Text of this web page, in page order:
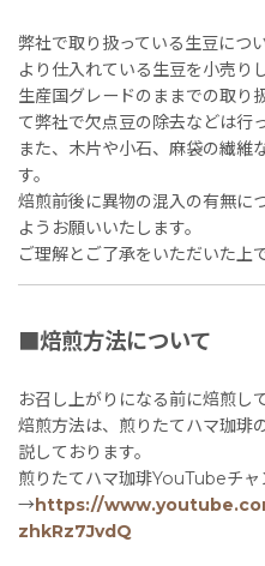
弊社で取り扱っている生豆につ
より仕入れている生豆を小売り
生産国グレードのままでの取り
て弊社で欠点豆の除去などは行
また、木片や小石、麻袋の繊維
す。
焙煎前後に異物の混入の有無に
ようお願いいたします。
ご理解とご了承をいただいた上
■焙煎方法について
お召し上がりになる前に焙煎し
焙煎方法は、煎りたてハマ珈
説しております。
煎りたてハマ珈琲YouTubeチャ
→https://
zhkRz7JvdQ